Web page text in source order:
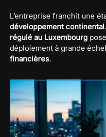
L’entreprise franchit une
développement continental
régulé au Luxembourg
déploiement à grande
financières.